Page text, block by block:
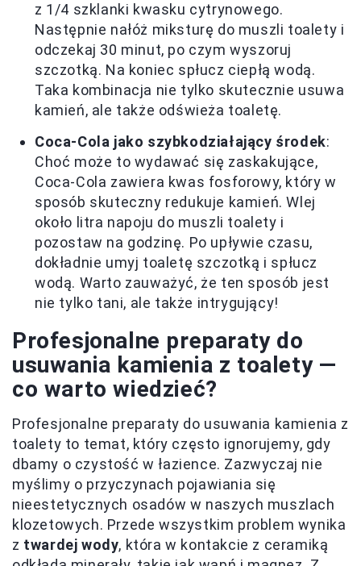
z 1/4 szklanki kwasku cytrynowego.
Następnie nałóż miksturę do muszli toalety i
odczekaj 30 minut, po czym wyszoruj
szczotką. Na koniec spłucz ciepłą wodą.
Taka kombinacja nie tylko skutecznie usuwa
kamień, ale także odświeża toaletę.
Coca-Cola jako szybkodziałający środek:
Choć może to wydawać się zaskakujące,
Coca-Cola zawiera kwas fosforowy, który w
sposób skuteczny redukuje kamień. Wlej
około litra napoju do muszli toalety i
pozostaw na godzinę. Po upływie czasu,
dokładnie umyj toaletę szczotką i spłucz
wodą. Warto zauważyć, że ten sposób jest
nie tylko tani, ale także intrygujący!
Profesjonalne preparaty do
usuwania kamienia z toalety —
co warto wiedzieć?
Profesjonalne preparaty do usuwania kamienia z
toalety to temat, który często ignorujemy, gdy
dbamy o czystość w łazience. Zazwyczaj nie
myślimy o przyczynach pojawiania się
nieestetycznych osadów w naszych muszlach
klozetowych. Przede wszystkim problem wynika
z twardej wody, która w kontakcie z ceramiką